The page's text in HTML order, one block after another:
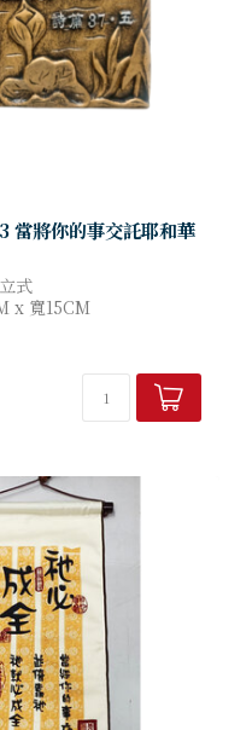
當將你的事交託耶和華
式
x 寬15CM
腦螢幕設定差異會略有不
色為準，請見諒